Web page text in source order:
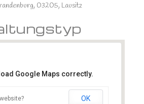
03205, Lausitz
Google Maps correctly.
OK